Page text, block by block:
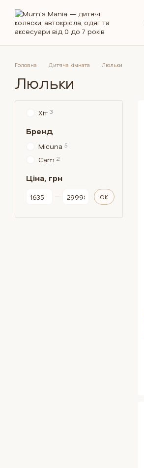
Перейти до основного контенту
Головна Дитяча кімната Люльки
Люльки
Хіт 3
Бренд
Micuna 5
Cam 2
Ціна, грн
Від Ціна, грн
До Ціна, грн ОК